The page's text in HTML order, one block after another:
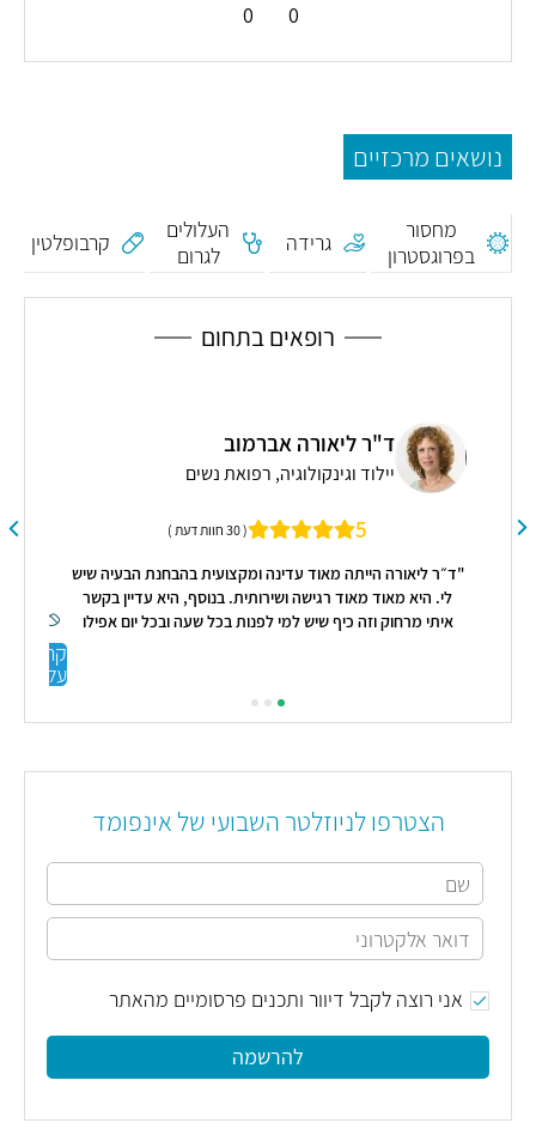
0
0
נושאים מרכזיים
מחסור
בפרוגסטרון
גרידה
העלולים
לגרום
למומים
קרבופלטין
רופאים בתחום
ד"ר ליאורה אברמוב
יילוד וגינקולוגיה, רפואת נשים
5 ( 30 חוות דעת )
"ד״ר ליאורה הייתה מאוד עדינה ומקצועית בהבחנת הבעיה שיש
לי. היא מאוד מאוד רגישה ושירותית. בנוסף, היא עדיין בקשר
איתי מרחוק וזה כיף שיש למי לפנות בכל שעה ובכל יום אפילו
קראו
עליי
הצטרפו לניוזלטר השבועי של אינפומד
אני רוצה לקבל דיוור ותכנים פרסומיים מהאתר
להרשמה